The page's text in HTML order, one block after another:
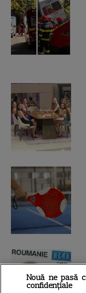
Nouă ne pasă
confidențiale